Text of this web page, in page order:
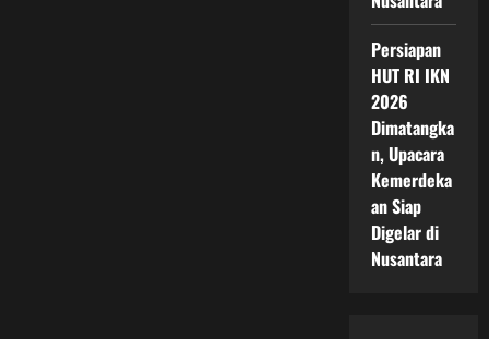
Persiapan
HUT RI IKN
2026
Dimatangka
n, Upacara
Kemerdeka
an Siap
Digelar di
Nusantara